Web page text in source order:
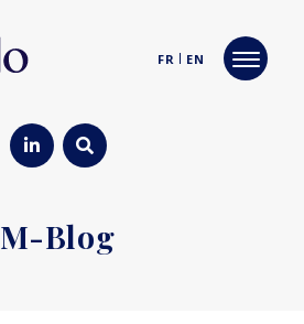
FR EN
M-Blog